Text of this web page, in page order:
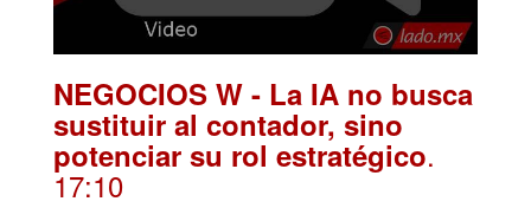
NEGOCIOS W - La IA no busca
sustituir al contador, sino
potenciar su rol estratégico.
17:10